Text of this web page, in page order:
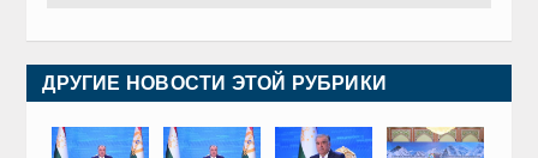
ДРУГИЕ НОВОСТИ ЭТОЙ РУБРИКИ